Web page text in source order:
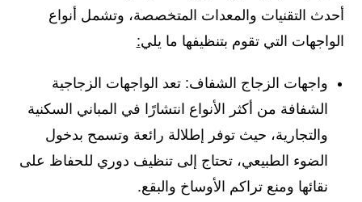
أحدث التقنيات والمعدات المتخصصة، وتشمل أنواع
الواجهات التي تقوم بتنظيفها ما يلي:
واجهات الزجاج الشفاف: تعد الواجهات الزجاجية
الشفافة من أكثر الأنواع انتشارًا في المباني السكنية
والتجارية، حيث توفر إطلالة رائعة وتسمح بدخول
الضوء الطبيعي، تحتاج إلى تنظيف دوري للحفاظ على
نقائها ومنع تراكم الأوساخ والبقع.